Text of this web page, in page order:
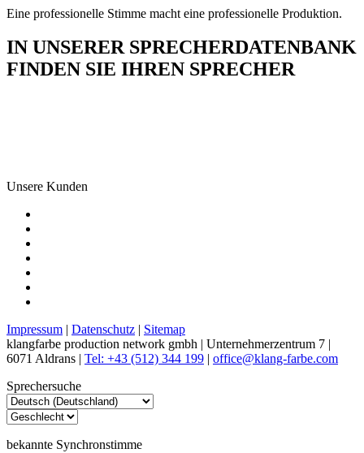
Eine professionelle Stimme macht eine professionelle Produktion.
IN UNSERER SPRECHERDATENBANK
FINDEN SIE IHREN SPRECHER
Unsere Kunden
Impressum | Datenschutz | Sitemap
klangfarbe production network gmbh | Unternehmerzentrum 7 |
6071 Aldrans | Tel: +43 (512) 344 199 | office@klang-farbe.com
Sprechersuche
bekannte Synchronstimme